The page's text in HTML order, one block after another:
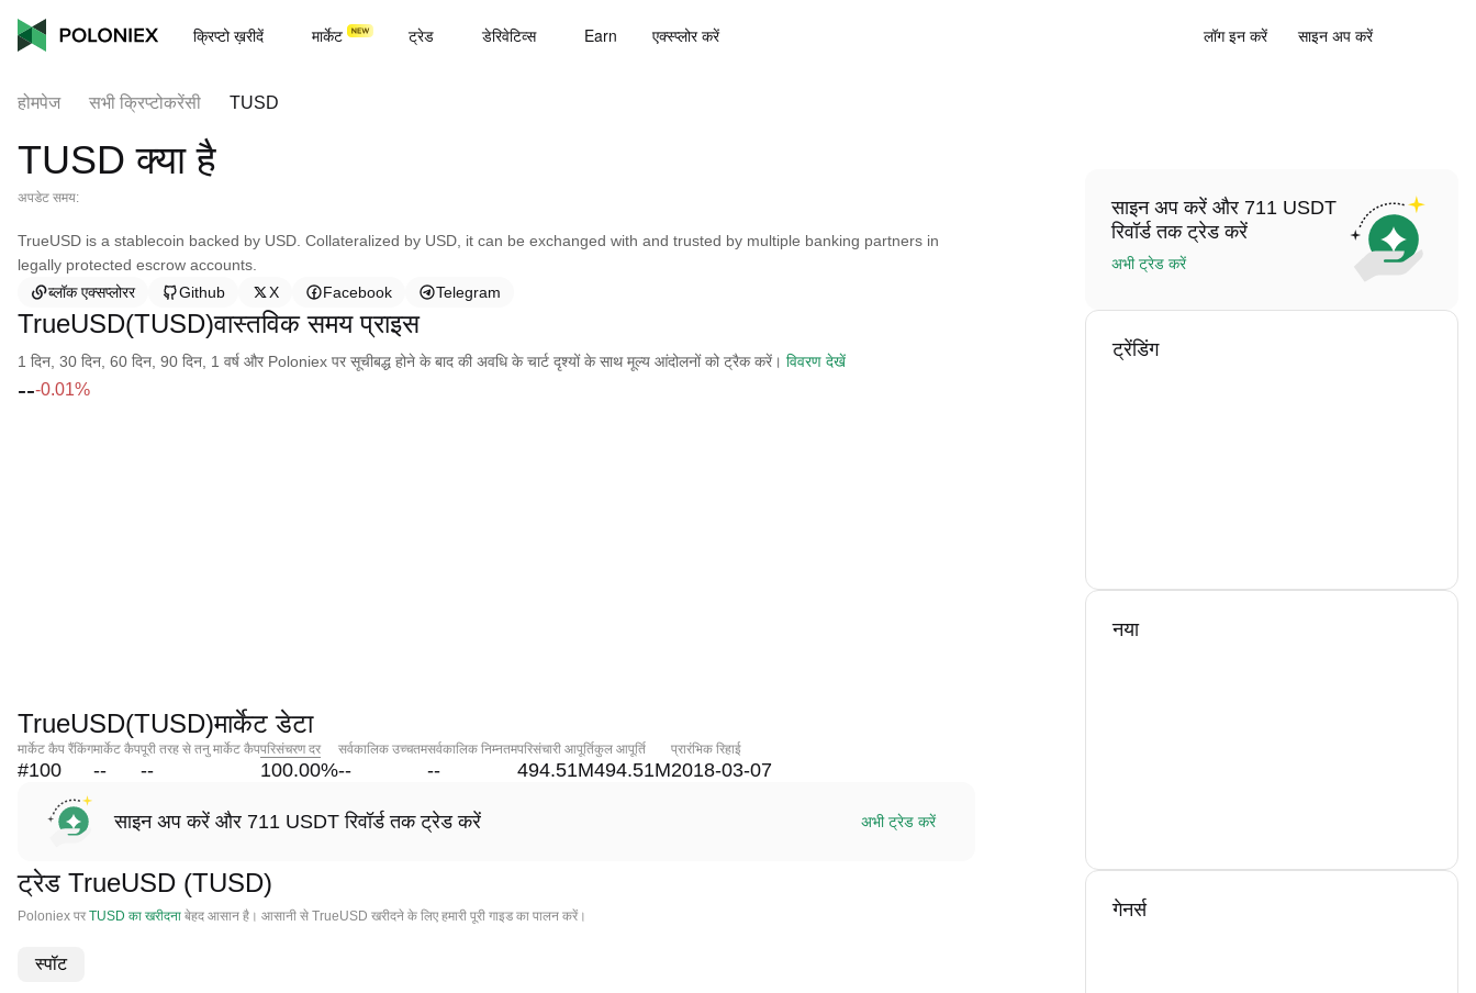
क्रिप्टो ख़रीदें मार्केट ट्रेड डेरिवेटिव्स Earn एक्स्प्लोर करें लॉग इन करें साइन अप करें
होमपेज सभी क्रिप्टोकरेंसी TUSD
TUSD क्या है
अपडेट समय:
TrueUSD is a stablecoin backed by USD. Collateralized by USD, it can be exchanged with and trusted by multiple banking partners in
legally protected escrow accounts.
ब्लॉक एक्सप्लोरर
Github X Facebook Telegram
TrueUSD(TUSD)वास्तविक समय प्राइस
1 दिन, 30 दिन, 60 दिन, 90 दिन, 1 वर्ष और Poloniex पर सूचीबद्ध होने के बाद की अवधि के चार्ट दृश्यों के साथ मूल्य आंदोलनों को ट्रैक करें। विवरण देखें
---0.01%
TrueUSD(TUSD)मार्केट डेटा
मार्केट कैप रैंकिंग
#100
मार्केट कैप
--
पूरी तरह से तनु मार्केट कैप
--
परिसंचरण दर
100.00%
सर्वकालिक उच्चतम
--
सर्वकालिक निम्नतम
--
परिसंचारी आपूर्ति
494.51M
कुल आपूर्ति
494.51M
प्रारंभिक रिहाई
2018-03-07
साइन अप करें और 711 USDT रिवॉर्ड तक ट्रेड करें अभी ट्रेड करें
ट्रेड TrueUSD (TUSD)
Poloniex पर TUSD का खरीदना बेहद आसान है। आसानी से TrueUSD खरीदने के लिए हमारी पूरी गाइड का पालन करें।
स्पॉट
साइन अप करें और 711 USDT
रिवॉर्ड तक ट्रेड करें
अभी ट्रेड करें
ट्रेंडिंग
नया
गेनर्स